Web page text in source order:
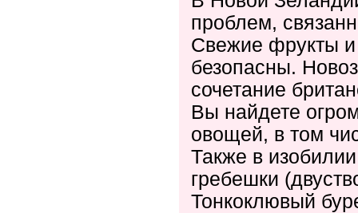
проблем,
Свежие фрукты
безопасны.
сочетание
Вы найдете
овощей, в том
Также в
гребешки
Тонкоклювый